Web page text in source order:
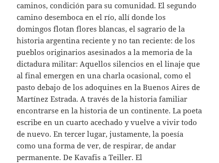
caminos, condición para su comunidad. El segundo
camino desemboca en el río, allí donde los
domingos flotan flores blancas, el sagrario de la
historia argentina reciente y no tan reciente: de los
pueblos originarios asesinados a la memoria de la
dictadura militar: Aquellos silencios en el linaje que
al final emergen en una charla ocasional, como el
pasto debajo de los adoquines en la Buenos Aires de
Martínez Estrada. A través de la historia familiar
encontrarse en la historia de un continente. La poeta
escribe en un cuarto acechado y vuelve a vivir todo
de nuevo. En tercer lugar, justamente, la poesía
como una forma de ver, de respirar, de andar
permanente. De Kavafis a Teiller. El